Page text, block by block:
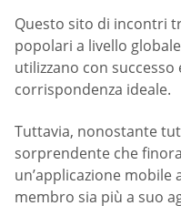
Questo sito di incontri
popolari a livello
utilizzano con
corrispondenza ideale.
Tuttavia, nonostante
sorprendente che
un’applicazione
membro sia più a suo